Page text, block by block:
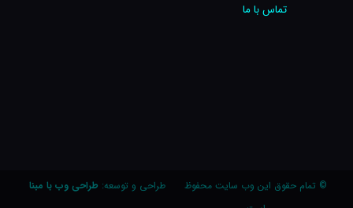
تماس با ما
© تمام حقوق این وب سایت محفوظ
طراحی و توسعه: طراحی وب با مبنا